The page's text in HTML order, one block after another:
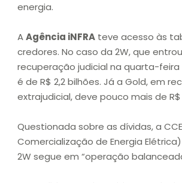
energia.
AAgência iNFRA teve acesso às
credores. No caso da 2W, que
recuperação judicial na quarta-feira
é de R$ 2,2 bilhões. Já a Gold, em
extrajudicial, deve pouco mais de R$
Questionada sobre as dívidas, a
Comercialização de Energia
2W segue em “operação